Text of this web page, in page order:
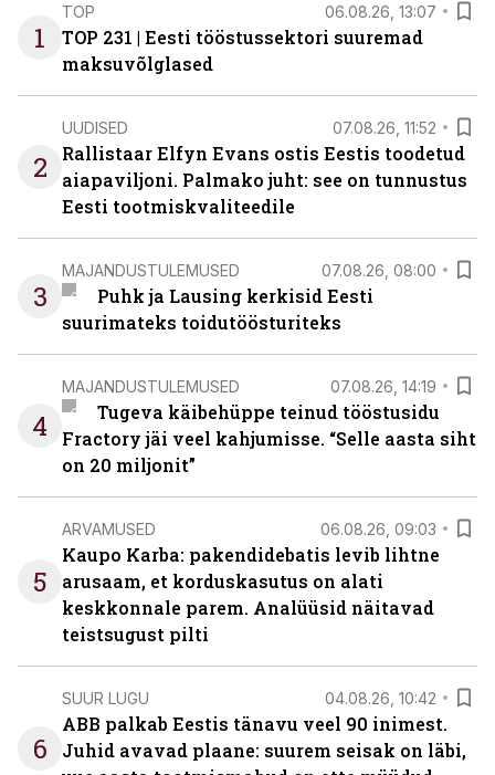
1
TOP 06.08.26, 13:07
TOP 231 | Eesti tööstussektori suuremad
maksuvõlglased
2
UUDISED 07.08.26, 11:52
Rallistaar Elfyn Evans ostis Eestis toodetud
aiapaviljoni. Palmako juht: see on tunnustus
Eesti tootmiskvaliteedile
3
MAJANDUSTULEMUSED 07.08.26, 08:00
Puhk ja Lausing kerkisid Eesti
suurimateks toidutöösturiteks
4
MAJANDUSTULEMUSED 07.08.26, 14:19
Tugeva käibehüppe teinud tööstusidu
Fractory jäi veel kahjumisse. “Selle aasta siht
on 20 miljonit”
5
ARVAMUSED 06.08.26, 09:03
Kaupo Karba: pakendidebatis levib lihtne
arusaam, et korduskasutus on alati
keskkonnale parem. Analüüsid näitavad
teistsugust pilti
6
SUUR LUGU 04.08.26, 10:42
ABB palkab Eestis tänavu veel 90 inimest.
Juhid avavad plaane: suurem seisak on läbi,